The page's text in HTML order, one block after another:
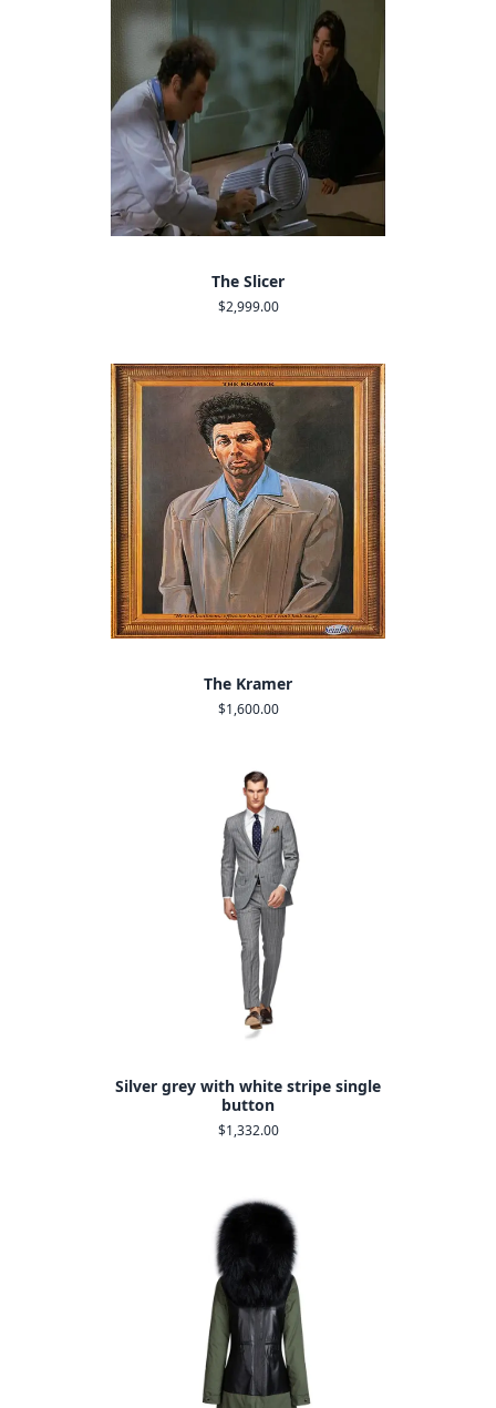
The Slicer
$2,999.00
The Kramer
$1,600.00
Silver grey with white stripe single
button
$1,332.00